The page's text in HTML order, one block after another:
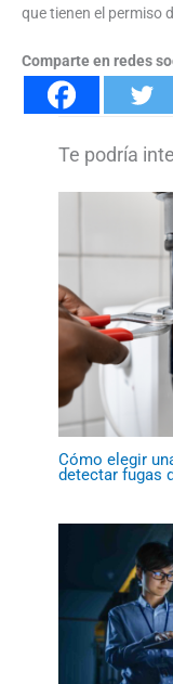
que tienen el permiso
Comparte en redes
Cómo elegir
detectar fugas